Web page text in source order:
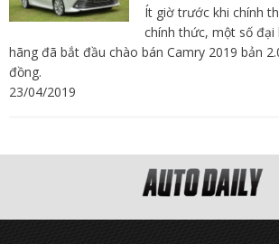
Ít giờ trước khi chính
chính thức, một số đại
hãng đã bắt đầu chào bán Camry 2019 bản
đồng.
23/04/2019